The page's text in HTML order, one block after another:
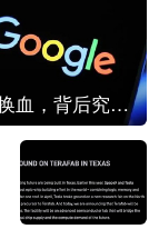
谷歌AI大换血，背后究竟发生了什么？